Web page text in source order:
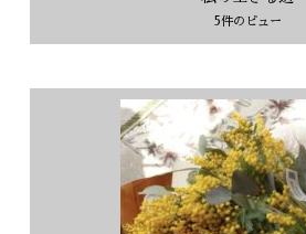
5件のビュー